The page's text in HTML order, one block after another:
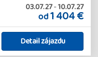
03.07.27-10.07.27
od1 404 €
Detail zájazdu